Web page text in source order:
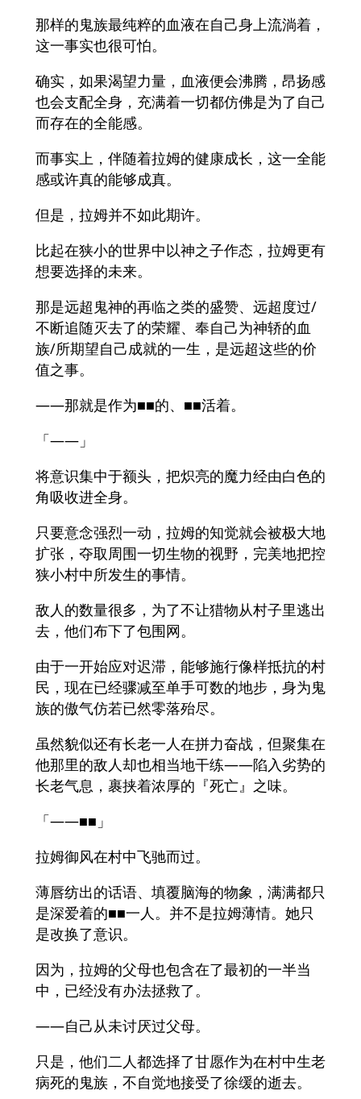
那样的鬼族最纯粹的血液在自己身上流淌着，
这一事实也很可怕。
确实，如果渴望力量，血液便会沸腾，昂扬感
也会支配全身，充满着一切都仿佛是为了自己
而存在的全能感。
而事实上，伴随着拉姆的健康成长，这一全能
感或许真的能够成真。
但是，拉姆并不如此期许。
比起在狭小的世界中以神之子作态，拉姆更有
想要选择的未来。
那是远超鬼神的再临之类的盛赞、远超度过/
不断追随灭去了的荣耀、奉自己为神轿的血
族/所期望自己成就的一生，是远超这些的价
值之事。
——那就是作为■■的、■■活着。
「——」
将意识集中于额头，把炽亮的魔力经由白色的
角吸收进全身。
只要意念强烈一动，拉姆的知觉就会被极大地
扩张，夺取周围一切生物的视野，完美地把控
狭小村中所发生的事情。
敌人的数量很多，为了不让猎物从村子里逃出
去，他们布下了包围网。
由于一开始应对迟滞，能够施行像样抵抗的村
民，现在已经骤减至单手可数的地步，身为鬼
族的傲气仿若已然零落殆尽。
虽然貌似还有长老一人在拼力奋战，但聚集在
他那里的敌人却也相当地干练——陷入劣势的
长老气息，裹挟着浓厚的『死亡』之味。
「——■■」
拉姆御风在村中飞驰而过。
薄唇纺出的话语、填覆脑海的物象，满满都只
是深爱着的■■一人。并不是拉姆薄情。她只
是改换了意识。
因为，拉姆的父母也包含在了最初的一半当
中，已经没有办法拯救了。
——自己从未讨厌过父母。
只是，他们二人都选择了甘愿作为在村中生老
病死的鬼族，不自觉地接受了徐缓的逝去。